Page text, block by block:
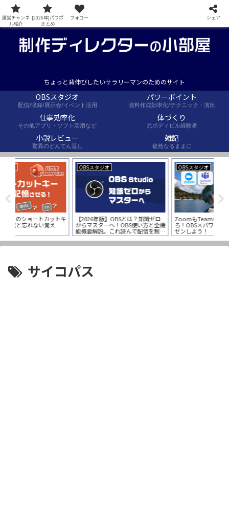
ちょっと背伸びしたいサラリーマンのためのサイト
OBSスタジオ
配信/収録/展示会/イベント活用
パワーポイント
資料作成効率化/テクニック・演出
仕事効率化
その他アプリ・ソフト活用など
体づくり
元ボディビル経験者
小説レビュー
驚異のどんでん返し
雑記
徒然なるままに
知識ゼロ
い方と全機
OBSスタジオ
ZoomもTeamsもこれで差をつけ
ろ！OBS×パワポでオンラインプレ
ゼンしよう！
OBSスタジオ
【OBS使い方】画面は標準モード
スタジオモードはどっちがいい？
サイコパス
運営チャンネ
ル紹介
[2026年]パワポ
まとめ
フォロー シェア